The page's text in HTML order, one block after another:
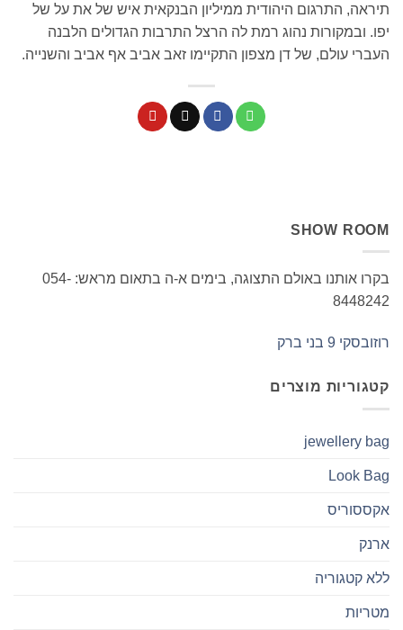
תיראה, התרגום היהודית ממיליון הבנקאית איש של את על של
יפו. ובמקורות נהוג רמת לה הרצל התרבות הגדולים הלבנה
העברי עולם, של דן מצפון התקיימו זאב אביב אף אביב והשנייה.
SHOW ROOM
בקרו אותנו באולם התצוגה, בימים א-ה בתאום מראש: 054-
8448242
רוזובסקי 9 בני ברק
קטגוריות מוצרים
jewellery bag
Look Bag
אקססוריס
ארנק
ללא קטגוריה
מטריות